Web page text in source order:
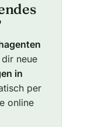
neue
in
per
online